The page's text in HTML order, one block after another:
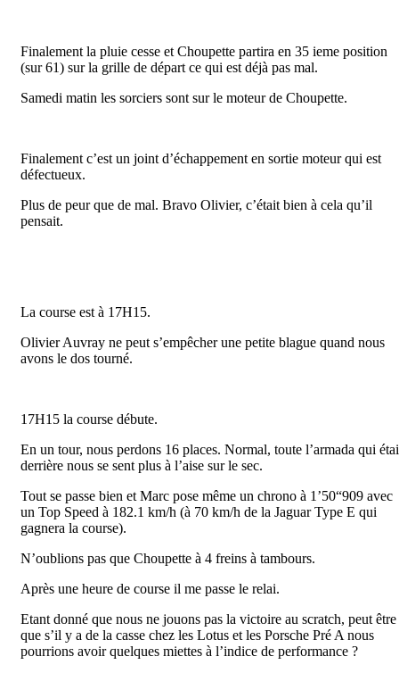
Finalement la pluie cesse et Choupette partira en 35 ieme position
(sur 61) sur la grille de départ ce qui est déjà pas mal.
Samedi matin les sorciers sont sur le moteur de Choupette.
Finalement c’est un joint d’échappement en sortie moteur qui est
défectueux.
Plus de peur que de mal. Bravo Olivier, c’était bien à cela qu’il
pensait.
La course est à 17H15.
Olivier Auvray ne peut s’empêcher une petite blague quand nous
avons le dos tourné.
17H15 la course débute.
En un tour, nous perdons 16 places. Normal, toute l’armada qui
derrière nous se sent plus à l’aise sur le sec.
Tout se passe bien et Marc pose même un chrono à 1’50“909 avec
un Top Speed à 182.1 km/h (à 70 km/h de la Jaguar Type E qui
gagnera la course).
N’oublions pas que Choupette à 4 freins à tambours.
Après une heure de course il me passe le relai.
Etant donné que nous ne jouons pas la victoire au scratch, peut être
que s’il y a de la casse chez les Lotus et les Porsche Pré A nous
pourrions avoir quelques miettes à l’indice de performance ?